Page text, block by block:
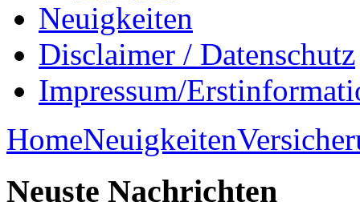
Neuigkeiten
Disclaimer / Datenschutz
Impressum/
HomeNeuigkeiten
Neuste Nachrichten